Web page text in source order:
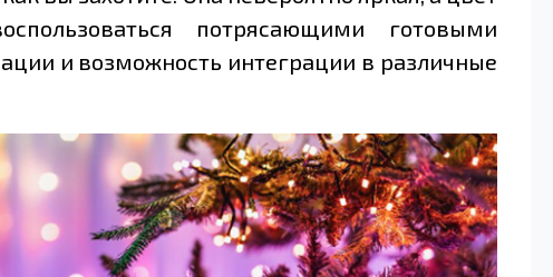
потрясающими готовыми
и возможность интеграции в различные